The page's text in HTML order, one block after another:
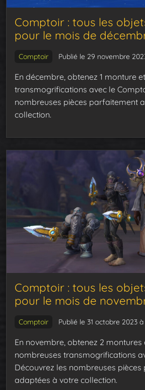
Comptoir : tous les
pour le mois de
Comptoir Publié le 29 novembre
En décembre, obtenez 1 monture
transmogrifications avec le
nombreuses pièces parfaitement
collection.
Comptoir : tous les
pour le mois de
Comptoir Publié le 31 octobre 2023
En novembre, obtenez 2 montures
nombreuses transmogrifications
Découvrez les nombreuses
adaptées à votre collection.